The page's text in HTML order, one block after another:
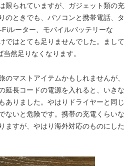
限られていますが、ガジェット類の充
のときでも、パソコンと携帯電話、タ
ルーター、モバイルバッテリーな
ではとても足りませんでした。まして
然足りなくなります。
マストアイテムかもしれませんが、
延長コードの電源を入れると、いきな
ありました。やはりドライヤーと同じ
ないと危険です。携帯の充電くらいな
ますが、やはり海外対応のものにした